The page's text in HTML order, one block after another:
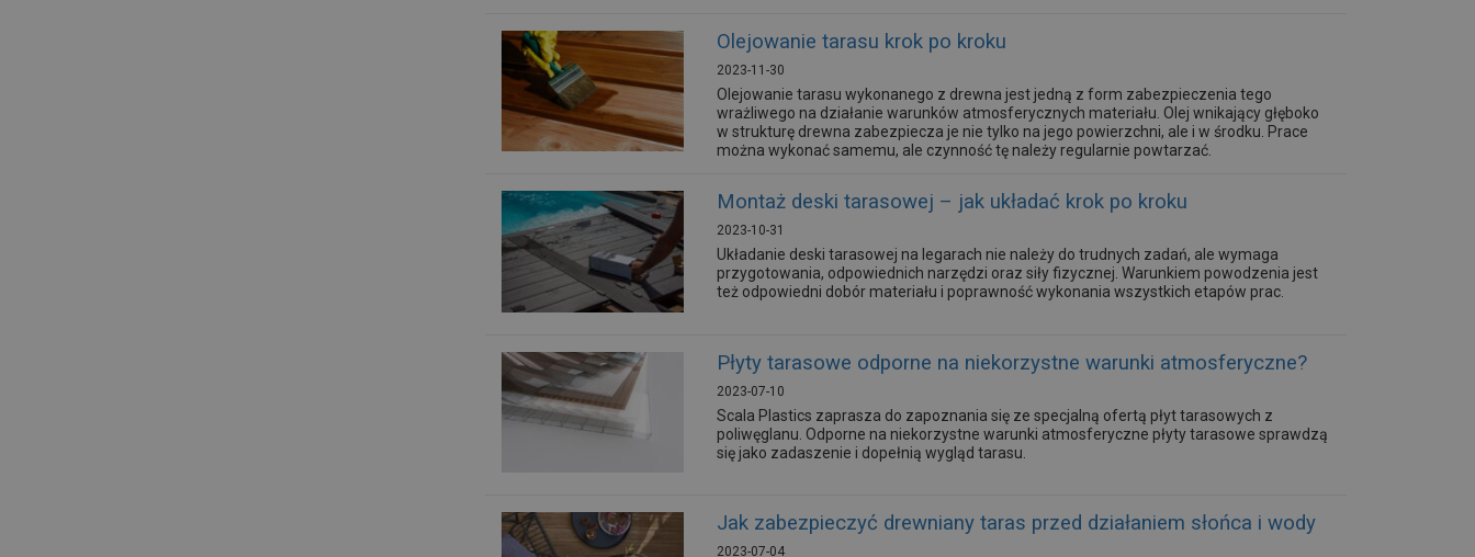
Olejowanie tarasu krok po kroku
2023-11-30
Olejowanie tarasu wykonanego z drewna jest jedną z form zabezpieczenia tego
wrażliwego na działanie warunków atmosferycznych materiału. Olej wnikający głęboko
w strukturę drewna zabezpiecza je nie tylko na jego powierzchni, ale i w środku. Prace
można wykonać samemu, ale czynność tę należy regularnie powtarzać.
Montaż deski tarasowej – jak układać krok po kroku
2023-10-31
Układanie deski tarasowej na legarach nie należy do trudnych zadań, ale wymaga
przygotowania, odpowiednich narzędzi oraz siły fizycznej. Warunkiem powodzenia jest
też odpowiedni dobór materiału i poprawność wykonania wszystkich etapów prac.
Płyty tarasowe odporne na niekorzystne warunki atmosferyczne?
2023-07-10
Scala Plastics zaprasza do zapoznania się ze specjalną ofertą płyt tarasowych z
poliwęglanu. Odporne na niekorzystne warunki atmosferyczne płyty tarasowe sprawdzą
się jako zadaszenie i dopełnią wygląd tarasu.
Jak zabezpieczyć drewniany taras przed działaniem słońca i wody
2023-07-04